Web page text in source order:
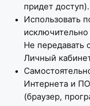
придет доступ).
Использовать
исключительно
Не передавать
Личный
Интернета и
(браузер,